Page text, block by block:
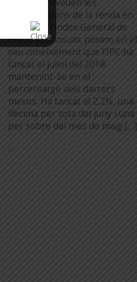
lloguer preveuen les
actualitzacions de la renda en
funció de l’Índex General de
Preus al Consum; posem en el
seu coneixement que l’IPC ha
tancat el juliol del 2018
mantenint-se en el
percentatge dels darrers
mesos. Ha tancat al 2,2%, una
dècima per sota del juny i una
per sobre del mes de maig […]
...